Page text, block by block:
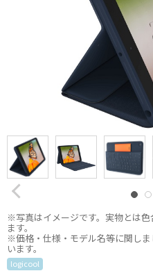
※写真はイメージです。実物とは
ます。
※価格・仕様・モデル名等に関し
います。
logicool